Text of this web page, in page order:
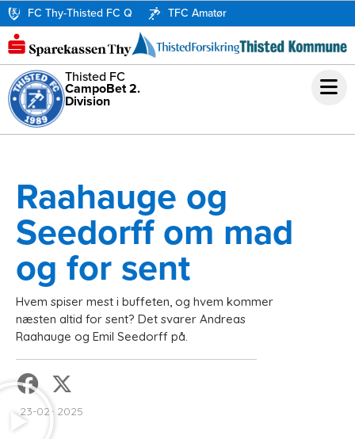
FC Thy-Thisted FC Q TFC Amatør
Thisted FC
CampoBet 2.
Division
Raahauge og
Seedorff om mad
og for sent
Hvem spiser mest i buffeten, og hvem kommer
næsten altid for sent? Det svarer Andreas
Raahauge og Emil Seedorff på.
23-02- 2025